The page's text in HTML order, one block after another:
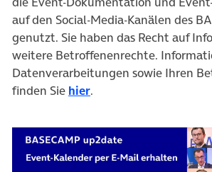
auf den Social-Media-Kanälen des
genutzt. Sie haben das Recht auf
weitere Betroffenenrechte.
Datenverarbeitungen sowie Ihren
finden Sie hier.